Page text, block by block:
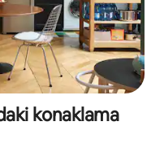
konaklama